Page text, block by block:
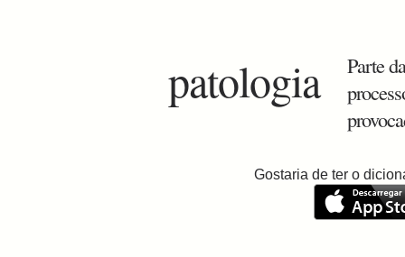
patologia
Parte
Gostaria de ter o